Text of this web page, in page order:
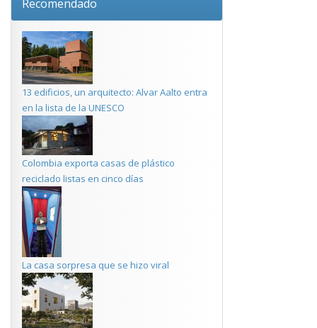
Recomendado
13 edificios, un arquitecto: Alvar Aalto entra
en la lista de la UNESCO
Colombia exporta casas de plástico
reciclado listas en cinco días
La casa sorpresa que se hizo viral